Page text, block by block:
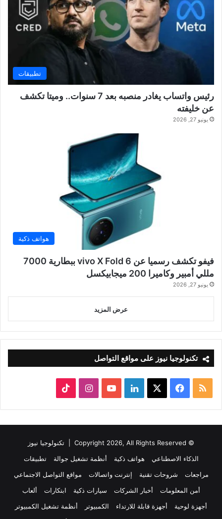
تطبيقات
رئيس واتساب يغادر منصبه بعد 7 سنوات.. وميتا تكشف
عن خليفته
يونيو 27, 2026
هواتف ذكية
فيفو تكشف رسميا عن vivo X Fold 6 ببطارية 7000
مللي أمبير وكاميرا 200 ميجابيكسل
يونيو 27, 2026
عرض المزيد
تكنولوجيا نيوز على مواقع التواصل
ملخص
الموقع
RSS
فيسبوك لينكدإن‫YouTubeانستقرام
© Copyright 2026, All Rights Reserved |
تكنولوجيا نيوز
الذكاء الاصطناعي
هواتف ذكية أنظمة تشغيل جوالة
تطبيقات
مراجعات
شروحات تقنية إنترنت واتصالات
مواقع التواصل الاجتماعي
أمن المعلومات
أخبار الشركات سيارات ذكية ابتكارات
ألعاب
أجهزة لوحية
أجهزة قابلة للارتداء الكمبيوتر
أنظمة تشغيل الكمبيوتر